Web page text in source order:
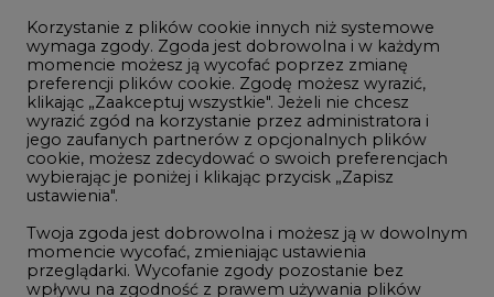
Innowacje i AI
Telekomunikacja i IT
Handel emisjami CO2
Wodór
Górnictwo
Atom
Korzystanie z plików cookie innych niż systemowe
wymaga zgody. Zgoda jest dobrowolna i w każdym
momencie możesz ją wycofać poprzez zmianę
preferencji plików cookie. Zgodę możesz wyrazić,
klikając „Zaakceptuj wszystkie". Jeżeli nie chcesz
wyrazić zgód na korzystanie przez administratora i
jego zaufanych partnerów z opcjonalnych plików
cookie, możesz zdecydować o swoich preferencjach
wybierając je poniżej i klikając przycisk „Zapisz
ustawienia".
Twoja zgoda jest dobrowolna i możesz ją w dowolnym
momencie wycofać, zmieniając ustawienia
przeglądarki. Wycofanie zgody pozostanie bez
wpływu na zgodność z prawem używania plików